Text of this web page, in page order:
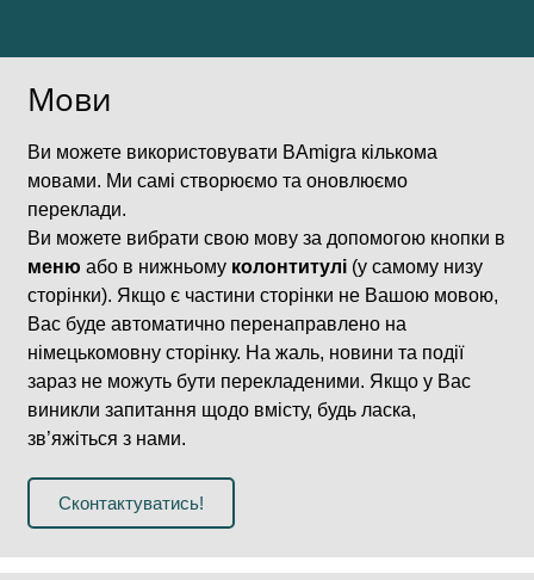
Мови
Ви можете використовувати BAmigra кількома
мовами. Ми самі створюємо та оновлюємо
переклади.
Ви можете вибрати свою мову за допомогою кнопки в
меню або в нижньому колонтитулі (у самому низу
сторінки). Якщо є частини сторінки не Вашою мовою,
Вас буде автоматично перенаправлено на
німецькомовну сторінку. На жаль, новини та події
зараз не можуть бути перекладеними. Якщо у Вас
виникли запитання щодо вмісту, будь ласка,
зв’яжіться з нами.
Сконтактуватись!